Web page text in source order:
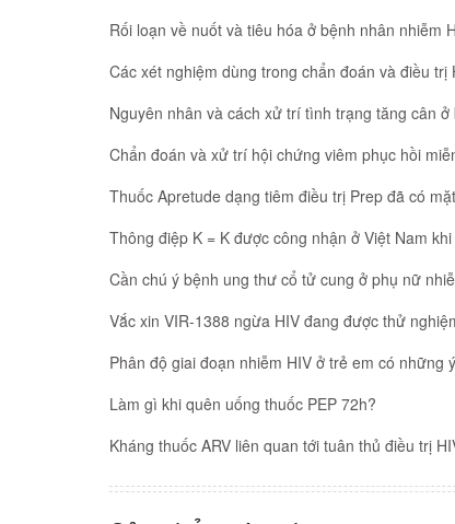
Rối loạn về nuốt và tiêu hóa ở bệnh nhân nhiễm
Các xét nghiệm dùng trong chẩn đoán và điều trị
Nguyên nhân và cách xử trí tình trạng tăng cân ở
Chẩn đoán và xử trí hội chứng viêm phục hồi
Thuốc Apretude dạng tiêm điều trị Prep đã có
Thông điệp K = K được công nhận ở Việt Nam
Cần chú ý bệnh ung thư cổ tử cung ở phụ nữ
Vắc xin VIR-1388 ngừa HIV đang được thử
Phân độ giai đoạn nhiễm HIV ở trẻ em có những
Làm gì khi quên uống thuốc PEP 72h?
Kháng thuốc ARV liên quan tới tuân thủ điều trị